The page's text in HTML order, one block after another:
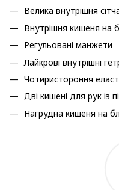
Велика внутрішня
Внутрішня кишеня на
Регульовані манжети
Лайкрові внутрішні
Чотиристороння
Дві кишені для рук із
Нагрудна кишеня на